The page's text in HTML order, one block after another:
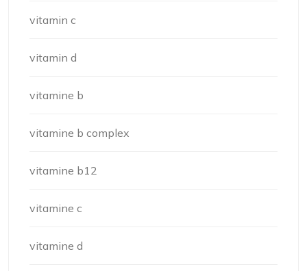
vitamin c
vitamin d
vitamine b
vitamine b complex
vitamine b12
vitamine c
vitamine d